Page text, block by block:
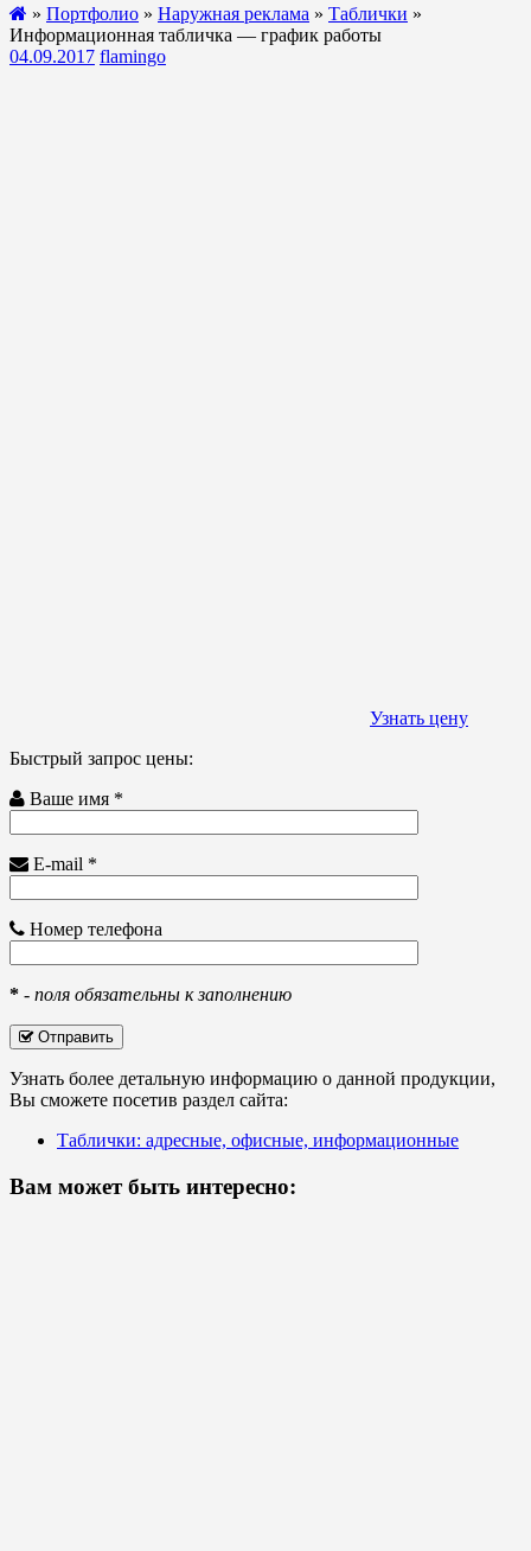
» Портфолио » Наружная реклама » Таблички »
Информационная табличка — график работы
04.09.2017 flamingo
Узнать цену
Быстрый запрос цены:
Ваше имя *
E-mail *
Номер телефона
* - поля обязательны к заполнению
Отправить
Узнать более детальную информацию о данной продукции,
Вы сможете посетив раздел сайта:
Таблички: адресные, офисные, информационные
Вам может быть интересно: